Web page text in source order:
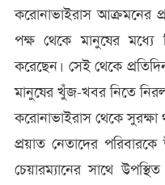
করোনাভাইরাস আক্রমনের
পক্ষ থেকে মানুষের মধ্যে
করেছেন। সেই থেকে
মানুষের খুঁজ-খবর নিতে
করোনাভাইরাস থেকে সুরক্ষা
প্রয়াত নেতাদের পরিবারকে
চেয়ারম্যানের সাথে